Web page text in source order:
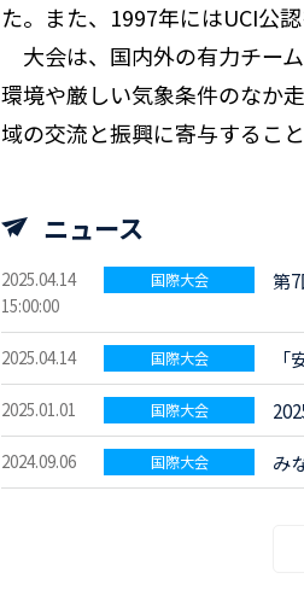
た。また、1997年にはUCI公
大会は、国内外の有力チー
環境や厳しい気象条件のなか
域の交流と振興に寄与するこ
ニュース
2025.04.14
15:00:00
国際大会 第
2025.04.14 国際大会
2025.01.01 国際大会
2024.09.06 国際大会 み